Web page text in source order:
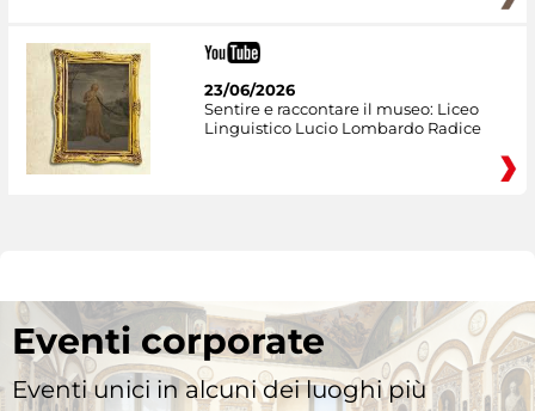
23/06/2026
Sentire e raccontare il museo: Liceo
Linguistico Lucio Lombardo Radice
Eventi corporate
Eventi unici in alcuni dei luoghi più